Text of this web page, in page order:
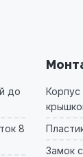
до
8
Корпус
Замок